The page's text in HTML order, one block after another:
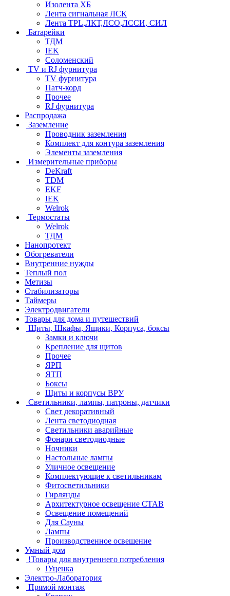
Изолента ХБ
Лента сигнальная ЛСК
Лента TPL,ЛКТ,ЛСО,ЛССИ, СИЛ
Батарейки
ТДМ
IEK
Соломенский
TV и RJ фурнитура
TV фурнитура
Патч-корд
Прочее
RJ фурнитура
Распродажа
Заземление
Проводник заземления
Комплект для контура заземления
Элементы заземления
Измерительные приборы
DeKraft
TDM
EKF
IEK
Welrok
Термостаты
Welrok
ТДМ
Нанопротект
Обогреватели
Внутренние нужды
Теплый пол
Метизы
Стабилизаторы
Таймеры
Электродвигатели
Товары для дома и путешествий
Щиты, Шкафы, Ящики, Корпуса, боксы
Замки и ключи
Крепление для щитов
Прочее
ЯРП
ЯТП
Боксы
Щиты и корпусы ВРУ
Светильники, лампы, патроны, датчики
Свет декоративный
Лента светодиодная
Светильники аварийные
Фонари светодиодные
Ночники
Настольные лампы
Уличное освещение
Комплектующие к светильникам
Фитосветильники
Гирлянды
Архитектурное освещение СТАВ
Освещение помещений
Для Сауны
Лампы
Производственное освешение
Умный дом
!Товары для внутреннего потребления
!Уценка
Электро-Лаборатория
Прямой монтаж